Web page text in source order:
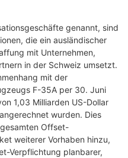
genannt, sind
die ein ausländischer
mit Unternehmen,
in der Schweiz umsetzt.
mit der
F-35A per 30. Juni
1,03 Milliarden US-Dollar
wurden. Dies
Offset-
weiterer Vorhaben hinzu,
Verpflichtung planbarer,